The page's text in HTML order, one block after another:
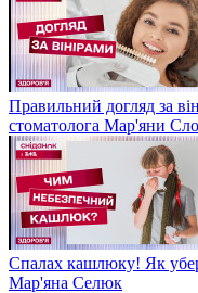
Правильний догляд за
стоматолога Мар'яни
Спалах кашлюку! Як
Мар'яна Селюк